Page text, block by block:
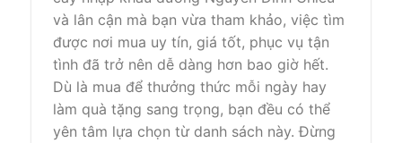
và lân cận mà bạn vừa tham khảo, việc tìm
được nơi mua uy tín, giá tốt, phục vụ tận
tình đã trở nên dễ dàng hơn bao giờ hết.
Dù là mua để thưởng thức mỗi ngày hay
làm quà tặng sang trọng, bạn đều có thể
yên tâm lựa chọn từ danh sách này. Đừng